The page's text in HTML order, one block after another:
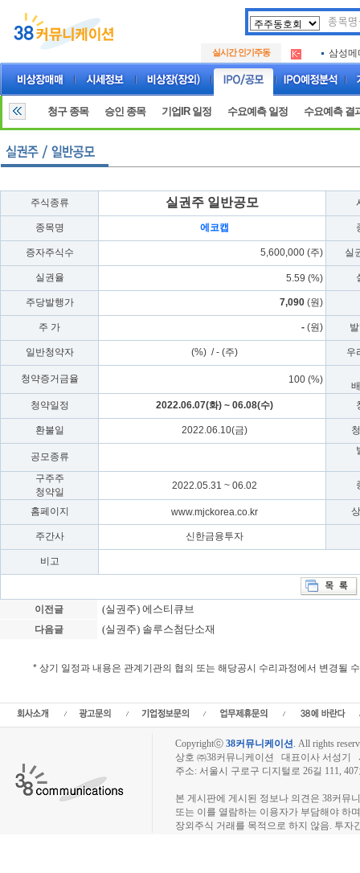
실시간 인기주동
.
아크로
삼성메
.
아크로
아하
청구 종목 승인 종목 기업IR 일정 수요예측 일정 수요예측 결
주식종류 실권주 일반공모
종목명 에코캡
증자주식수 5,600,000 (주) 실
실권율 5.59 (%)
주당발행가 7,090 (원)
주 가 - (원)
일반청약자 (%) / - (주) 우
청약증거금율 100 (%)
청약일정
2022.06.07(화) ~ 06.08(수)
환불일 2022.06.10(금)
공모종류
구주주
청약일
2022.05.31 ~ 06.02
홈페이지 www.mjckorea.co.kr
주간사 신한금융투자
비고
이전글 (실권주) 에스티큐브
다음글 (실권주) 솔루스첨단소재
* 상기 일정과 내용은 관계기관의 협의 또는 해당공시 수리과정에서 변경될
Copyrightⓒ 38커뮤니케이션. All rights
상호 ㈜38커뮤니케이션 대표이사 서성기
주소: 서울시 구로구 디지털로 26길 111,
본 게시판에 게시된 정보나 의견은 38커뮤
또는 이를 열람하는 이용자가 부담해야 하
장외주식 거래를 목적으로 하지 않음. 투